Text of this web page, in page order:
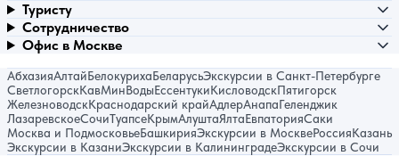
Туристу
Сотрудничество
Офис в Москве
АбхазияАлтайБелокурихаБеларусьЭкскурсии в Санкт-Петербурге
СветлогорскКавМинВодыЕссентукиКисловодскПятигорск
ЖелезноводскКраснодарский крайАдлерАнапаГеленджик
ЛазаревскоеСочиТуапсеКрымАлуштаЯлтаЕвпаторияСаки
Москва и ПодмосковьеБашкирияЭкскурсии в МосквеРоссияКазань
Экскурсии в КазаниЭкскурсии в КалининградеЭкскурсии в Сочи